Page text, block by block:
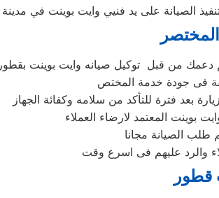
المختصر
دعمك من قبل توكيل صيانه وايت بوينت بقطور
بوينت المعتمد لارضاء العملاء
طلب الصيانة مجانا
قطور